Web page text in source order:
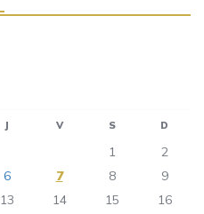
J V S D
1
2
6 7 8
9
13 14 15
16